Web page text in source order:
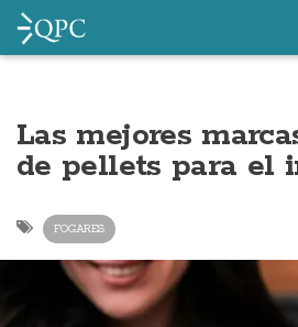
Las mejores
de pellets para el
FOGARES